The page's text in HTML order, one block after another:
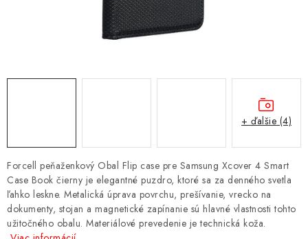
EXKLUZÍVNE ZNAČKY
PAMÄŤOVÉ KARTY A DISKY
BATÉRIE VARTA
MULTIMÉDIÁ
Forcell peňaženkový Obal Flip case pre Samsung Xcover 4 Smart
Case Book čierny je elegantné puzdro, ktoré sa za denného svetla
ľahko leskne. Metalická úprava povrchu, prešívanie, vrecko na
dokumenty, stojan a magnetické zapínanie sú hlavné vlastnosti tohto
užitočného obalu. Materiálové prevedenie je technická koža.
+ ďalšie (4)